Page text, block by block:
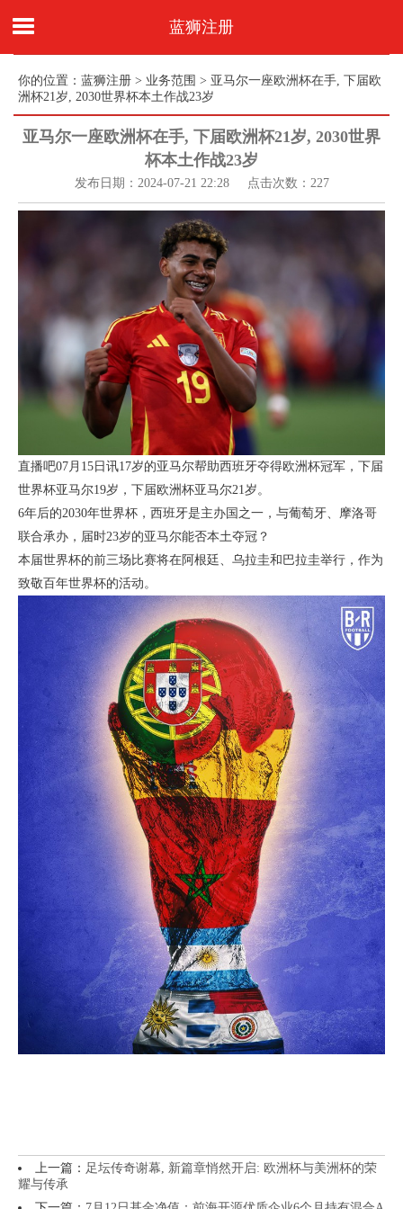
蓝狮注册
你的位置： 蓝狮注册 > 业务范围 > 亚马尔一座欧洲杯在手, 下届欧
洲杯21岁, 2030世界杯本土作战23岁
亚马尔一座欧洲杯在手, 下届欧洲杯21岁, 2030世界
杯本土作战23岁
发布日期：2024-07-21 22:28 点击次数：227
直播吧07月15日讯17岁的亚马尔帮助西班牙夺得欧洲杯冠军，下届
世界杯亚马尔19岁，下届欧洲杯亚马尔21岁。
6年后的2030年世界杯，西班牙是主办国之一，与葡萄牙、摩洛哥
联合承办，届时23岁的亚马尔能否本土夺冠？
本届世界杯的前三场比赛将在阿根廷、乌拉圭和巴拉圭举行，作为
致敬百年世界杯的活动。
上一篇： 足坛传奇谢幕, 新篇章悄然开启: 欧洲杯与美洲杯的荣
耀与传承